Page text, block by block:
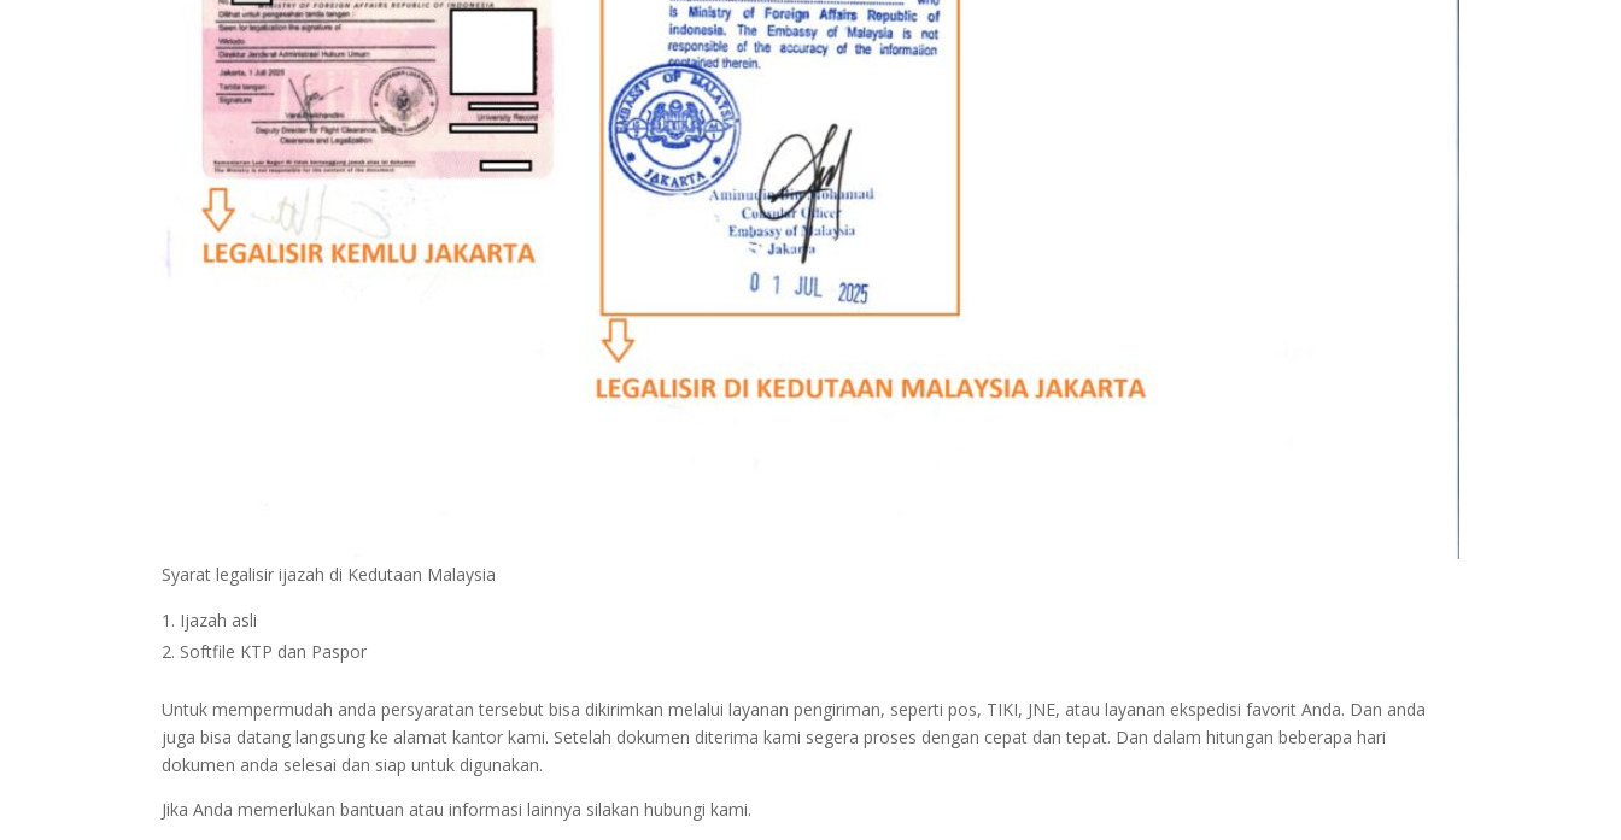
Syarat legalisir ijazah di Kedutaan Malaysia
Ijazah asli
Softfile KTP dan Paspor
Untuk mempermudah anda persyaratan tersebut bisa dikirimkan melalui layanan pengiriman, seperti pos, TIKI, JNE, atau layanan ekspedisi favorit Anda. Dan anda
juga bisa datang langsung ke alamat kantor kami. Setelah dokumen diterima kami segera proses dengan cepat dan tepat. Dan dalam hitungan beberapa hari
dokumen anda selesai dan siap untuk digunakan.
Jika Anda memerlukan bantuan atau informasi lainnya silakan hubungi kami.